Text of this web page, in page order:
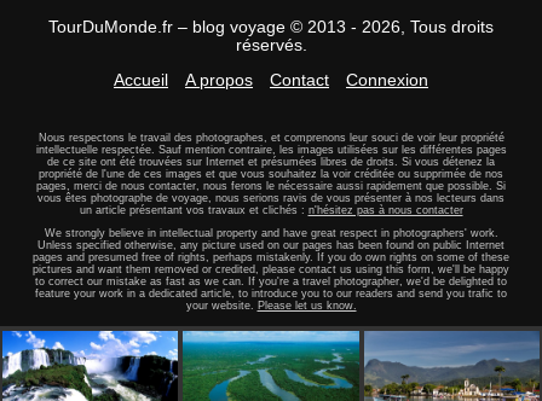
TourDuMonde.fr – blog voyage © 2013 - 2026, Tous droits
réservés.
Accueil
A propos Contact Connexion
Nous respectons le travail des photographes, et comprenons leur souci de voir leur propriété
intellectuelle respectée. Sauf mention contraire, les images utilisées sur les différentes pages
de ce site ont été trouvées sur Internet et présumées libres de droits. Si vous détenez la
propriété de l'une de ces images et que vous souhaitez la voir créditée ou supprimée de nos
pages, merci de nous contacter, nous ferons le nécessaire aussi rapidement que possible. Si
vous êtes photographe de voyage, nous serions ravis de vous présenter à nos lecteurs dans
un article présentant vos travaux et clichés : n'hésitez pas à nous contacter
We strongly believe in intellectual property and have great respect in photographers' work.
Unless specified otherwise, any picture used on our pages has been found on public Internet
pages and presumed free of rights, perhaps mistakenly. If you do own rights on some of these
pictures and want them removed or credited, please contact us using this form, we'll be happy
to correct our mistake as fast as we can. If you're a travel photographer, we'd be delighted to
feature your work in a dedicated article, to introduce you to our readers and send you trafic to
your website. Please let us know.